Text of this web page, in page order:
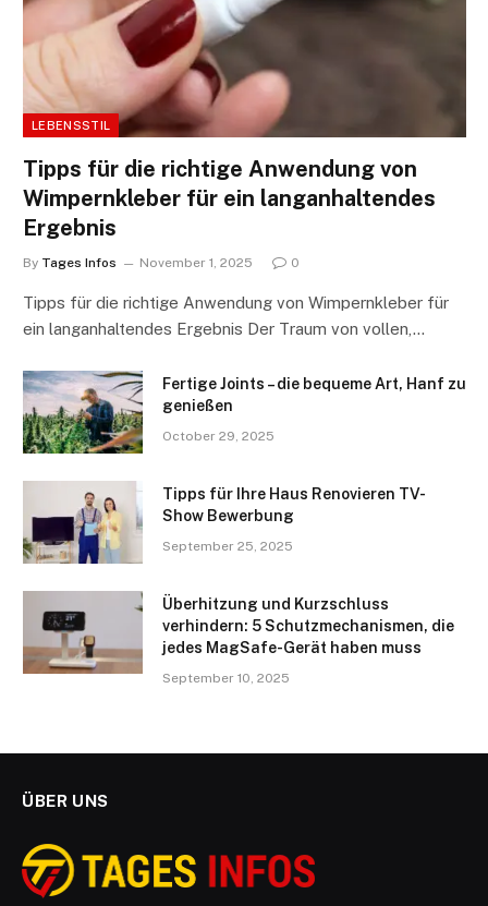
LEBENSSTIL
Tipps für die richtige Anwendung von
Wimpernkleber für ein langanhaltendes
Ergebnis
By Tages Infos November 1, 2025 0
Tipps für die richtige Anwendung von Wimpernkleber für
ein langanhaltendes Ergebnis Der Traum von vollen,…
Fertige Joints – die bequeme Art, Hanf zu
genießen
October 29, 2025
Tipps für Ihre Haus Renovieren TV-
Show Bewerbung
September 25, 2025
Überhitzung und Kurzschluss
verhindern: 5 Schutzmechanismen, die
jedes MagSafe-Gerät haben muss
September 10, 2025
ÜBER UNS